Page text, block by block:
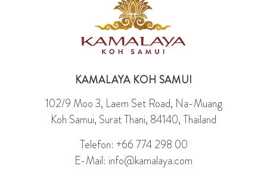
KAMALAYA KOH SAMUI
102/9 Moo 3, Laem Set Road, Na-Muang
Koh Samui, Surat Thani, 84140, Thailand
Telefon: +66 774 298 00
E-Mail: info@kamalaya.com